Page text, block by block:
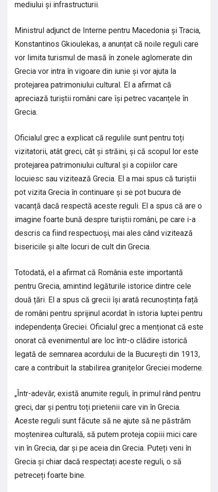
mediului și infrastructurii.
Ministrul adjunct de Interne pentru Macedonia și Tracia,
Konstantinos Gkioulekas, a anunțat că noile reguli care
vor limita turismul de masă în zonele aglomerate din
Grecia vor intra în vigoare din iunie și vor ajuta la
protejarea patrimoniului cultural. El a afirmat că
apreciază turiștii români care își petrec vacanțele în
Grecia.
Oficialul grec a explicat că regulile sunt pentru toți
vizitatorii, atât greci, cât și străini, și că scopul lor este
protejarea patrimoniului cultural și a copiilor care
locuiesc sau vizitează Grecia. El a mai spus că turiștii
pot vizita Grecia în continuare și se pot bucura de
vacanță dacă respectă aceste reguli. El a spus că are o
imagine foarte bună despre turiștii români, pe care i-a
descris ca fiind respectuoși, mai ales când vizitează
bisericile și alte locuri de cult din Grecia.
Totodată, el a afirmat că România este importantă
pentru Grecia, amintind legăturile istorice dintre cele
două țări. El a spus că grecii își arată recunoștința față
de români pentru sprijinul acordat în istoria luptei pentru
independența Greciei. Oficialul grec a menționat că este
onorat că evenimentul are loc într-o clădire istorică
legată de semnarea acordului de la București din 1913,
care a contribuit la stabilirea granițelor Greciei moderne.
„Într-adevăr, există anumite reguli, în primul rând pentru
greci, dar și pentru toți prietenii care vin în Grecia.
Aceste reguli sunt făcute să ne ajute să ne păstrăm
moștenirea culturală, să putem proteja copiii mici care
vin în Grecia, dar și pe aceia din Grecia. Puteți veni în
Grecia și chiar dacă respectați aceste reguli, o să
petreceți foarte bine.